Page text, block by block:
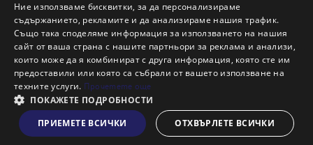
Виж на картата
Защо да отдам имот с Адрес?
Наши офиси
Кариери
Кои сме ние?
Франчайз
Блог
Искаш ли да получаваш актуална информация за пазара
Ние използваме бисквитки, за да персонализираме
съдържанието, рекламите и да анализираме нашия трафик.
Също така споделяме информация за използването на нашия
сайт от ваша страна с нашите партньори за реклама и анализи,
които може да я комбинират с друга информация, която сте им
предоставили или която са събрали от вашето използване на
техните услуги. Прочетете още
ПОКАЖЕТЕ ПОДРОБНОСТИ
ПРИЕМЕТЕ ВСИЧКИ
ОТХВЪРЛЕТЕ ВСИЧКИ